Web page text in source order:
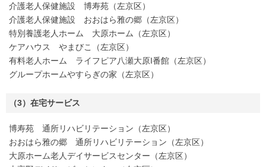
介護老人保健施設 博寿苑（左京区）
介護老人保健施設 おおはら雅の郷（左京区）
特別養護老人ホーム 大原ホーム（左京区）
ケアハウス やまびこ（左京区）
有料老人ホーム ライフピア八瀬大原I番館（左京区）
グループホームやすらぎの家（左京区）
（3）在宅サービス
博寿苑 通所リハビリテーション（左京区）
おおはら雅の郷 通所リハビリテーション（左京区）
大原ホーム老人デイサービスセンター（左京区）